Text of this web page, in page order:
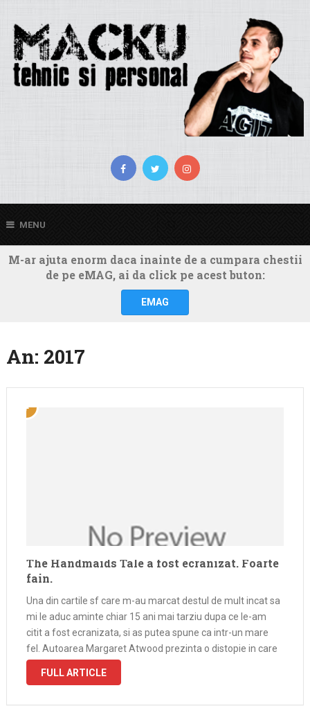
MENU
M-ar ajuta enorm daca inainte de a cumpara chestii
de pe eMAG, ai da click pe acest buton:
EMAG
An: 2017
The Handmaids Tale a fost ecranizat. Foarte
fain.
Una din cartile sf care m-au marcat destul de mult incat sa
mi le aduc aminte chiar 15 ani mai tarziu dupa ce le-am
citit a fost ecranizata, si as putea spune ca intr-un mare
fel. Autoarea Margaret Atwood prezinta o distopie in care
guvernul SUA a …
FULL ARTICLE